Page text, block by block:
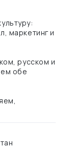
маркетинг и
русском и
обе